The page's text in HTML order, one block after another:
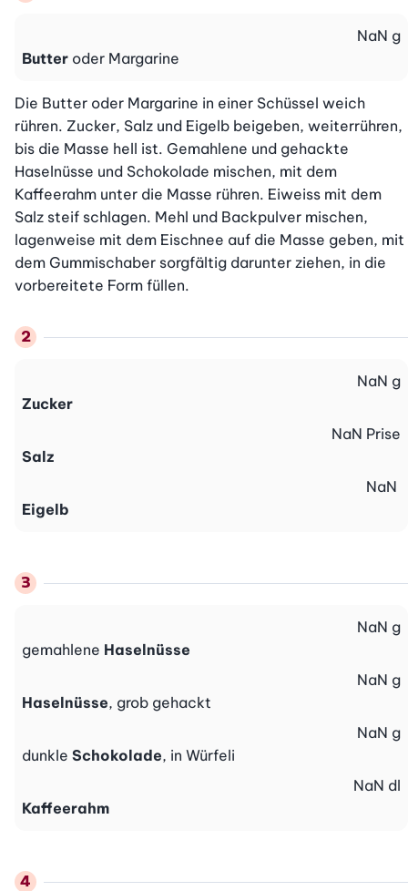
Butter oder Margarine
NaN g
Die Butter oder Margarine in einer Schüssel weich
rühren. Zucker, Salz und Eigelb beigeben, weiterrühren,
bis die Masse hell ist. Gemahlene und gehackte
Haselnüsse und Schokolade mischen, mit dem
Kaffeerahm unter die Masse rühren. Eiweiss mit dem
Salz steif schlagen. Mehl und Backpulver mischen,
lagenweise mit dem Eischnee auf die Masse geben, mit
dem Gummischaber sorgfältig darunter ziehen, in die
vorbereitete Form füllen.
Zucker
NaN g
Salz
NaN Prise
Eigelb
NaN
gemahlene Haselnüsse
NaN g
Haselnüsse, grob gehackt
NaN g
dunkle Schokolade, in Würfeli
NaN g
Kaffeerahm
NaN dl